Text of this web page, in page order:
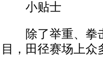
小贴士
除了举重、拳击
目，田径赛场上